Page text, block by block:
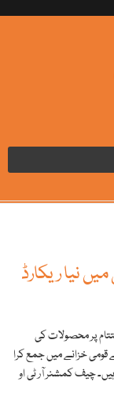
نیا ریکارڈ
پر محصولات کی
حاصل کرتے ہوئے 62.5 ارب روپے قومی خزانے میں جمع کرا
ہیں۔ چیف کمشنر آر ٹی او